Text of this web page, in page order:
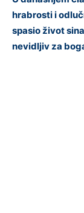
hrabrosti i
spasio život
nevidljiv za